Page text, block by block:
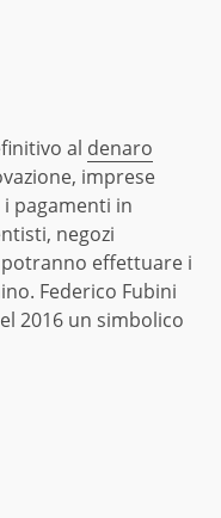
al denaro
imprese
pagamenti in
negozi
effettuare i
Federico Fubini
2016 un simbolico